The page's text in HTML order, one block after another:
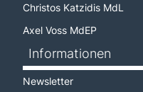
Christos Katzidis MdL
Axel Voss MdEP
Informationen
Newsletter